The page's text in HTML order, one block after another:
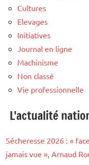
Cultures
Elevages
Initiatives
Journal en ligne
Machinisme
Non classé
Vie professionnelle
L'actualité
Sécheresse 2026 : «
jamais vue », Arnaud